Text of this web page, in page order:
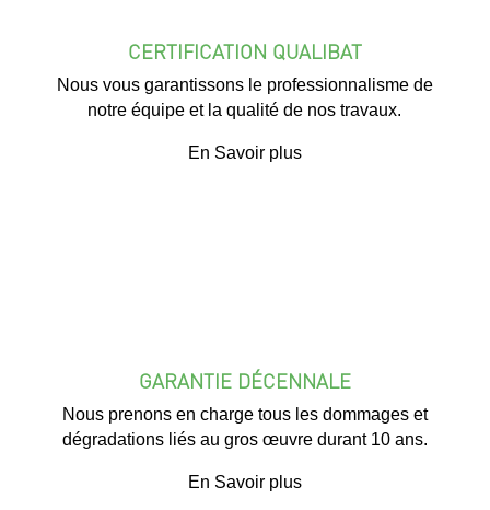
CERTIFICATION QUALIBAT
Nous vous garantissons le professionnalisme de
notre équipe et la qualité de nos travaux.
En Savoir plus
GARANTIE DÉCENNALE
Nous prenons en charge tous les dommages et
dégradations liés au gros œuvre durant 10 ans.
En Savoir plus